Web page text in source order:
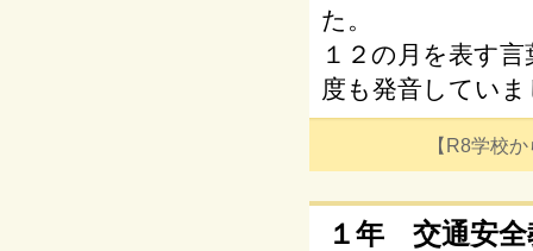
た。
１２の月を表す
度も発音してい
【R8学校
１年 交通安全